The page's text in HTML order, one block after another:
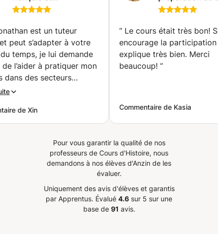
méthodologie de
est un tuteur
peut s’adapter à votre
temps, je lui demande
l’aider à pratiquer mon
dans des secteurs
concernant mon
vous aider en
de vos propres livres
continuer à travailler
pour atteindre mes
schedule, I mainly
de Xin
francais
“ Le cours était très bon!
encourage la
explique très bien. Merci
beaucoup! ”
Commentaire de Kasia
Pour vous garantir la qualité de nos
professeurs de Cours d'Histoire, nous
demandons à nos élèves d'Anzin de les
évaluer.
Uniquement des avis d'élèves et garantis
par Apprentus. Évalué 4.6 sur 5 sur une
base de 91 avis.